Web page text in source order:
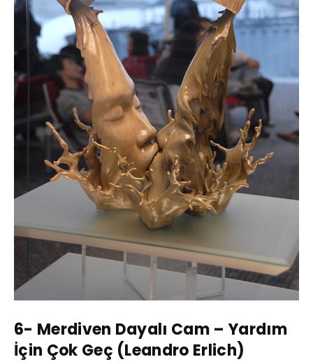
6- Merdiven Dayalı Cam – Yardım
İçin Çok Geç (Leandro Erlich)